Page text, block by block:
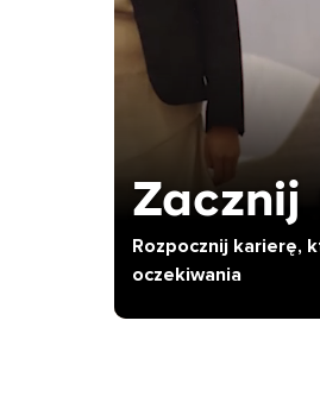
Zacznij
Rozpocznij karierę,
oczekiwania